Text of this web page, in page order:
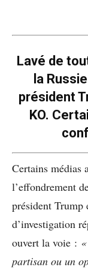
Lavé de
la
président
KO.
Certains médias
l’effondrement
président Trump
d’investigation
ouvert la voie : «
partisan ou un